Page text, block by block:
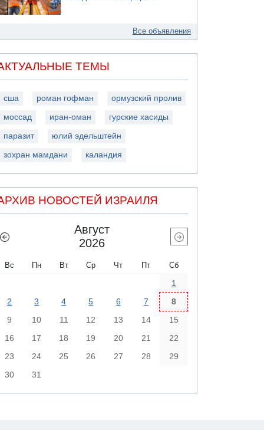
Все объявления
ТЕМЫ
сша роман гофман ормузский пролив
моссад иран-оман гурские хасиды
паразит юлий эдельштейн
зохран мамдани каландия
НОВОСТЕЙ ИЗРАИЛЯ
Август
2026
Вс Пн Вт Ср Чт Пт Сб
1
2
3 4 5 6 7
8
9
10 11 12 13 14
15
16
17 18 19 20 21
22
23
24 25 26 27 28
29
30
31